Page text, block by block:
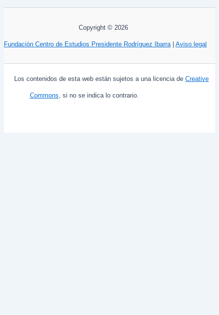
Copyright © 2026
Fundación Centro de Estudios Presidente Rodríguez Ibarra| Aviso legal
Los contenidos de esta web están sujetos a una licencia de Creative
Commons, si no se indica lo contrario.